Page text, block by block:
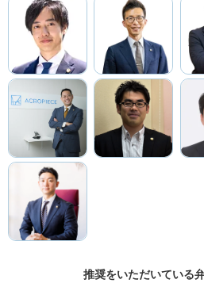
推奨をいただいている